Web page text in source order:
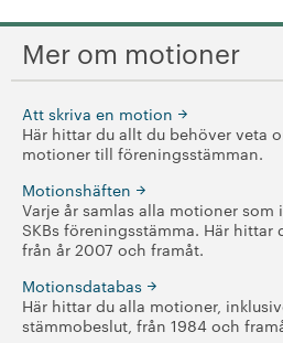
Läs din medlemstidning
SKB i siffror
SKBs historia
Den kooperativa koden
Verkställande organisation
Mer om motioner
Att skriva en motion
Här hittar du allt du behöver veta
motioner till föreningsstämman.
Motionshäften
Varje år samlas alla motioner
SKBs föreningsstämma. Här hittar
från år 2007 och framåt.
Motionsdatabas
Här hittar du alla motioner,
stämmobeslut, från 1984 och